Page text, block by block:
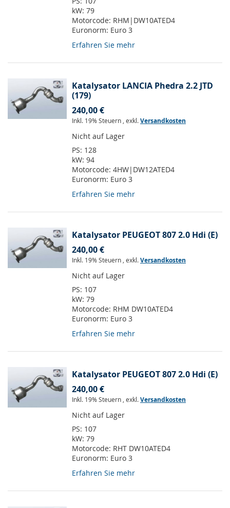
kW: 79
Motorcode: RHM|DW10ATED4
Euronorm: Euro 3
Erfahren Sie mehr
Katalysator LANCIA Phedra 2.2 JTD
(179)
240,00 €
Inkl. 19% Steuern , exkl.Versandkosten
Nicht auf Lager
PS: 128
kW: 94
Motorcode: 4HW|DW12ATED4
Euronorm: Euro 3
Erfahren Sie mehr
Katalysator PEUGEOT 807 2.0 Hdi (E)
240,00 €
Inkl. 19% Steuern , exkl.Versandkosten
Nicht auf Lager
PS: 107
kW: 79
Motorcode: RHM DW10ATED4
Euronorm: Euro 3
Erfahren Sie mehr
Katalysator PEUGEOT 807 2.0 Hdi (E)
240,00 €
Inkl. 19% Steuern , exkl.Versandkosten
Nicht auf Lager
PS: 107
kW: 79
Motorcode: RHT DW10ATED4
Euronorm: Euro 3
Erfahren Sie mehr